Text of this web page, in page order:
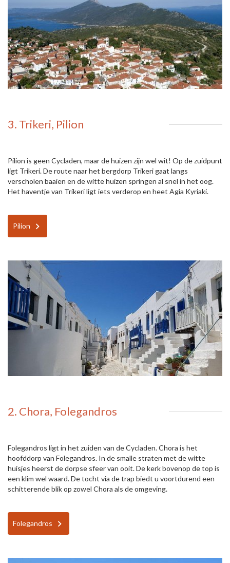
3. Trikeri, Pilion
Pilion is geen Cycladen, maar de huizen zijn wel wit! Op de zuidpunt
ligt Trikeri. De route naar het bergdorp Trikeri gaat langs
verscholen baaien en de witte huizen springen al snel in het oog.
Het haventje van Trikeri ligt iets verderop en heet Agia Kyriaki.
Pilion
2. Chora, Folegandros
Folegandros ligt in het zuiden van de Cycladen. Chora is het
hoofddorp van Folegandros. In de smalle straten met de witte
huisjes heerst de dorpse sfeer van ooit. De kerk bovenop de top is
een klim wel waard. De tocht via de trap biedt u voortdurend een
schitterende blik op zowel Chora als de omgeving.
Folegandros